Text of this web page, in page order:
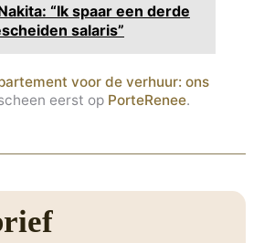
“Ik spaar een derde
salaris”
voor de verhuur: ons
eerst op PorteRenee.